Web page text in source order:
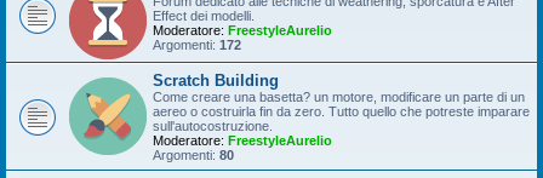
Effect dei modelli.
Moderatore: FreestyleAurelio
Argomenti: 172
Scratch Building
Come creare una basetta? un motore, modificare un parte di un
aereo o costruirla fin da zero. Tutto quello che potreste imparare
sull'autocostruzione.
Moderatore: FreestyleAurelio
Argomenti: 80